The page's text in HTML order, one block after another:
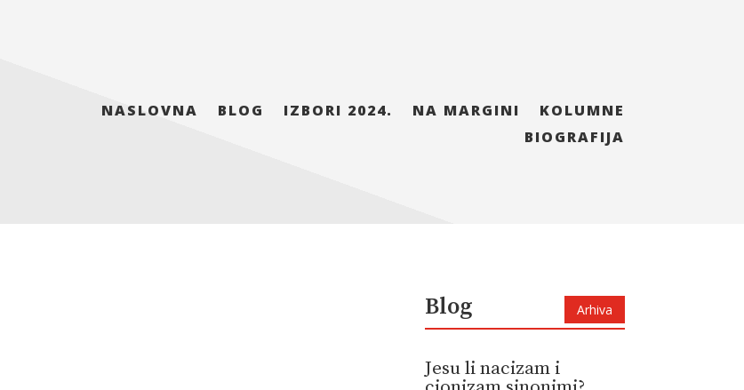
NASLOVNA BLOG IZBORI 2024. NA MARGINI
KOLUMNE
BIOGRAFIJA
Blog Arhiva
Jesu li nacizam i